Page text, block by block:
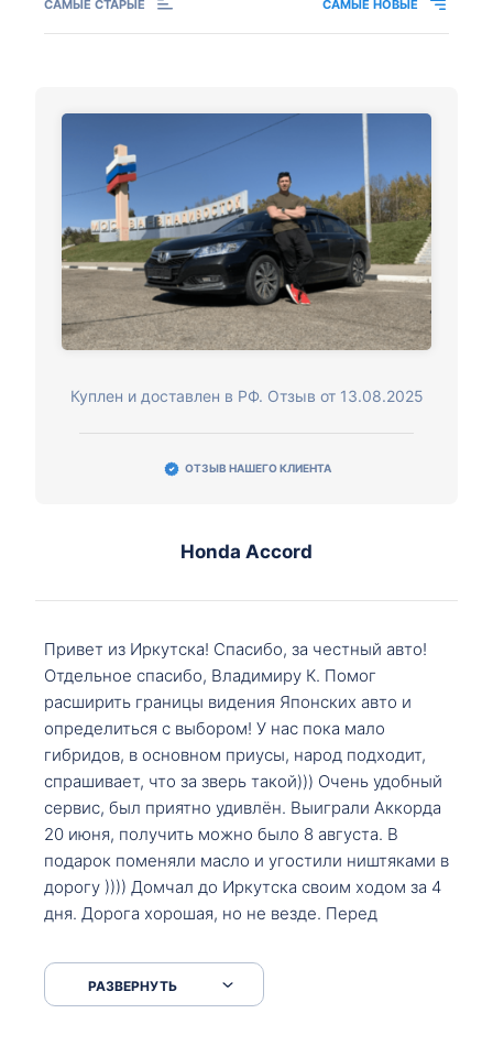
САМЫЕ СТАРЫЕ САМЫЕ НОВЫЕ
Куплен и доставлен в РФ. Отзыв от 13.08.2025
ОТЗЫВ НАШЕГО КЛИЕНТА
Honda Accord
Привет из Иркутска! Спасибо, за честный авто!
Отдельное спасибо, Владимиру К. Помог
расширить границы видения Японских авто и
определиться с выбором! У нас пока мало
гибридов, в основном приусы, народ подходит,
спрашивает, что за зверь такой))) Очень удобный
сервис, был приятно удивлён. Выиграли Аккорда
20 июня, получить можно было 8 августа. В
подарок поменяли масло и угостили ништяками в
дорогу )))) Домчал до Иркутска своим ходом за 4
дня. Дорога хорошая, но не везде. Перед
серпантинах по пути следования.
РАЗВЕРНУТЬ